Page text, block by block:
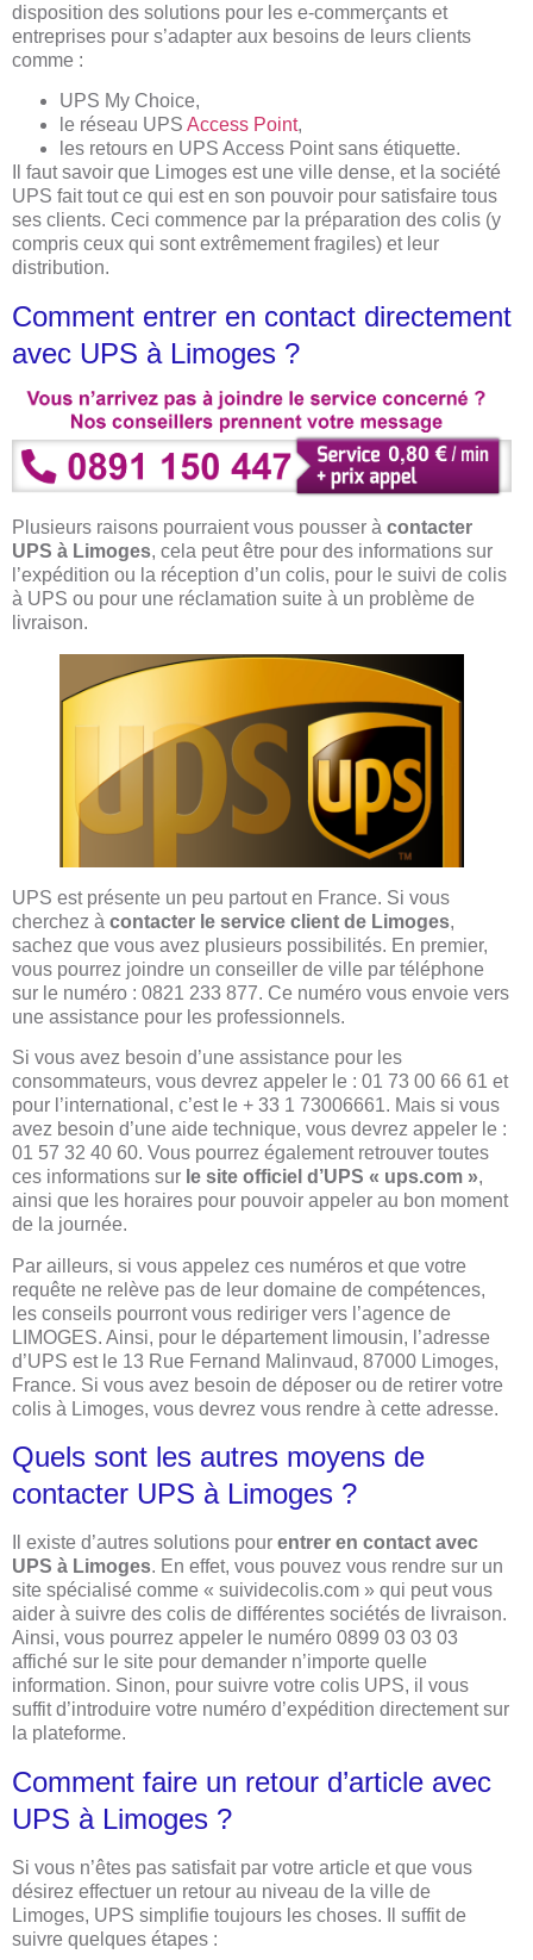
disposition des solutions pour les e-commerçants et
entreprises pour s’adapter aux besoins de leurs clients
comme :
UPS My Choice,
le réseau UPS Access Point,
les retours en UPS Access Point sans étiquette.
Il faut savoir que Limoges est une ville dense, et la société
UPS fait tout ce qui est en son pouvoir pour satisfaire tous
ses clients. Ceci commence par la préparation des colis (y
compris ceux qui sont extrêmement fragiles) et leur
distribution.
Comment entrer en contact directement
avec UPS à Limoges ?
Plusieurs raisons pourraient vous pousser à contacter
UPS à Limoges, cela peut être pour des informations sur
l’expédition ou la réception d’un colis, pour le suivi de colis
à UPS ou pour une réclamation suite à un problème de
livraison.
UPS est présente un peu partout en France. Si vous
cherchez à contacter le service client de Limoges,
sachez que vous avez plusieurs possibilités. En premier,
vous pourrez joindre un conseiller de ville par téléphone
sur le numéro : 0821 233 877. Ce numéro vous envoie vers
une assistance pour les professionnels.
Si vous avez besoin d’une assistance pour les
consommateurs, vous devrez appeler le : 01 73 00 66 61 et
pour l’international, c’est le + 33 1 73006661. Mais si vous
avez besoin d’une aide technique, vous devrez appeler le :
01 57 32 40 60. Vous pourrez également retrouver toutes
ces informations sur le site officiel d’UPS « ups.com »,
ainsi que les horaires pour pouvoir appeler au bon moment
de la journée.
Par ailleurs, si vous appelez ces numéros et que votre
requête ne relève pas de leur domaine de compétences,
les conseils pourront vous rediriger vers l’agence de
LIMOGES. Ainsi, pour le département limousin, l’adresse
d’UPS est le 13 Rue Fernand Malinvaud, 87000 Limoges,
France. Si vous avez besoin de déposer ou de retirer votre
colis à Limoges, vous devrez vous rendre à cette adresse.
Quels sont les autres moyens de
contacter UPS à Limoges ?
Il existe d’autres solutions pour entrer en contact avec
UPS à Limoges. En effet, vous pouvez vous rendre sur un
site spécialisé comme « suividecolis.com » qui peut vous
aider à suivre des colis de différentes sociétés de livraison.
Ainsi, vous pourrez appeler le numéro 0899 03 03 03
affiché sur le site pour demander n’importe quelle
information. Sinon, pour suivre votre colis UPS, il vous
suffit d’introduire votre numéro d’expédition directement sur
la plateforme.
Comment faire un retour d’article avec
UPS à Limoges ?
Si vous n’êtes pas satisfait par votre article et que vous
désirez effectuer un retour au niveau de la ville de
Limoges, UPS simplifie toujours les choses. Il suffit de
suivre quelques étapes :